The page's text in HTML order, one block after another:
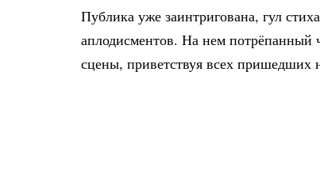
Публика уже заинтригована, гул
аплодисментов. На нем потрёпанный
сцены, приветствуя всех пришедших